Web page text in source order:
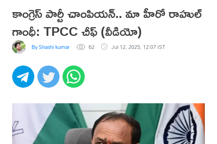
కాంగ్రెస్ పార్టీ చాంపియన్.. మా హీరో రాహుల్
గాంధీ: TPCC చీఫ్ (వీడియో)
By Shashi kumar 62 Jul 12, 2025, 12:07 IST